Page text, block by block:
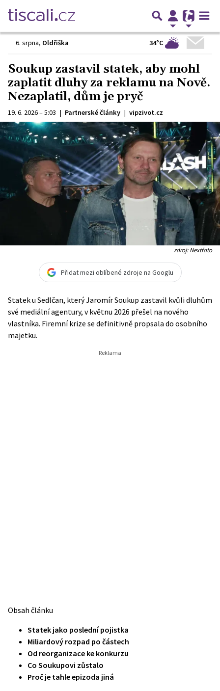
6. srpna, Oldřiška 34°C
Soukup zastavil statek, aby mohl
zaplatit dluhy za reklamu na Nově.
Nezaplatil, dům je pryč
19. 6. 2026 – 5:03 | Partnerské články | vipzivot.cz
zdroj: Nextfoto
Přidat mezi oblíbené zdroje na Googlu
Statek u Sedlčan, který Jaromír Soukup zastavil kvůli dluhům
své mediální agentury, v květnu 2026 přešel na nového
vlastníka. Firemní krize se definitivně propsala do osobního
majetku.
Obsah článku
Statek jako poslední pojistka
Miliardový rozpad po částech
Od reorganizace ke konkurzu
Co Soukupovi zůstalo
Proč je tahle epizoda jiná